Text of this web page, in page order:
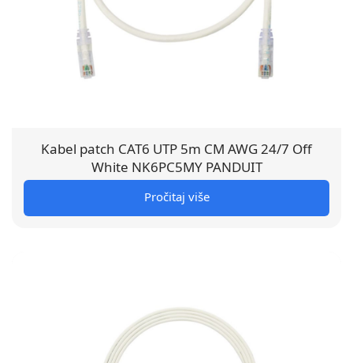
Kabel patch CAT6 UTP 5m CM AWG 24/7 Off
White NK6PC5MY PANDUIT
Pročitaj više